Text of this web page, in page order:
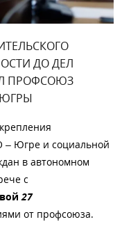
ДО ДЕЛ
ПРОФСОЮЗ
– Югре и социальной
в автономном
с
27
от профсоюза.